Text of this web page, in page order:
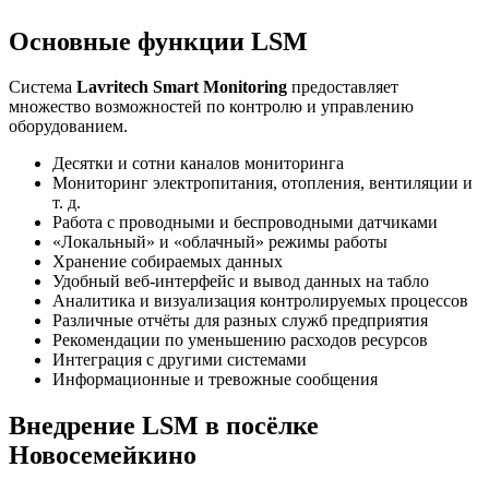
Основные функции LSM
Система Lavritech Smart Monitoring предоставляет
множество возможностей по контролю и управлению
оборудованием.
Десятки и сотни каналов мониторинга
Мониторинг электропитания, отопления, вентиляции и
т. д.
Работа с проводными и беспроводными датчиками
«Локальный» и «облачный» режимы работы
Хранение собираемых данных
Удобный веб-интерфейс и вывод данных на табло
Аналитика и визуализация контролируемых процессов
Различные отчёты для разных служб предприятия
Рекомендации по уменьшению расходов ресурсов
Интеграция с другими системами
Информационные и тревожные сообщения
Внедрение LSM в посёлке
Новосемейкино